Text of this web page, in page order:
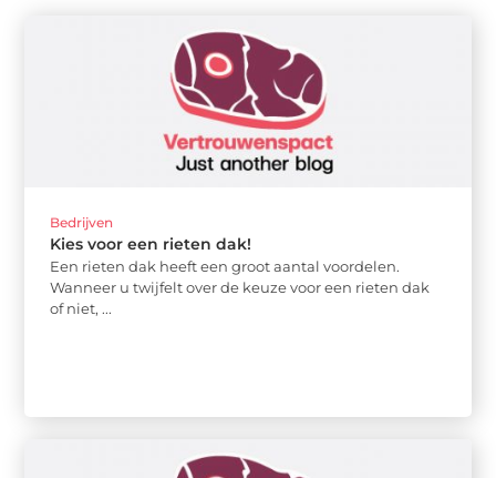
Bedrijven
Kies voor een rieten dak!
Een rieten dak heeft een groot aantal voordelen.
Wanneer u twijfelt over de keuze voor een rieten dak
of niet, ...